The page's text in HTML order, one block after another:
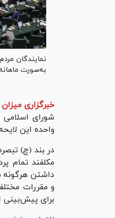
نمایندگان
به‌صورت
خبرگزاری میزان
واحده این
مکلفند تمام
داشتن هرگونه
و مقررات
برای پیش‌بینی